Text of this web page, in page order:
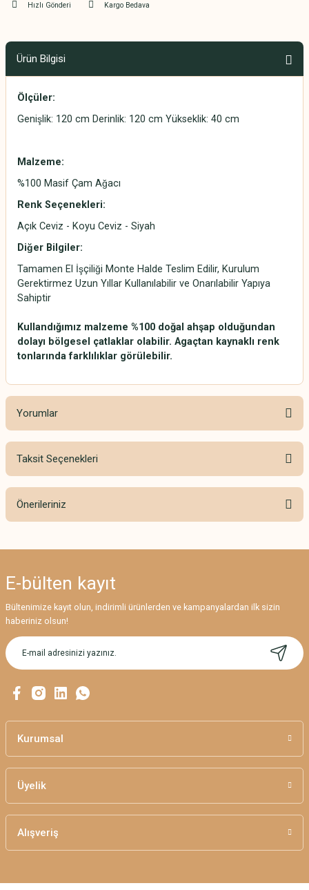
Hızlı Gönderi Kargo Bedava
Ürün Bilgisi
Ölçüler:
Genişlik: 120 cm Derinlik: 120 cm Yükseklik: 40 cm
Malzeme:
%100 Masif Çam Ağacı
Renk Seçenekleri:
Açık Ceviz - Koyu Ceviz - Siyah
Diğer Bilgiler:
Tamamen El İşçiliği Monte Halde Teslim Edilir, Kurulum
Gerektirmez Uzun Yıllar Kullanılabilir ve Onarılabilir Yapıya
Sahiptir
Kullandığımız malzeme %100 doğal ahşap olduğundan
dolayı bölgesel çatlaklar olabilir. Agaçtan kaynaklı renk
tonlarında farklılıklar görülebilir.
Yorumlar
Bu ürüne ilk yorumu siz yapın!
Taksit Seçenekleri
Önerileriniz
Görüş ve önerileriniz için teşekkür ederiz.
Ürün resmi kalitesiz, bozuk veya görüntülenemiyor.
Ürün açıklamasında eksik bilgiler bulunuyor.
Ürün bilgilerinde hatalar bulunuyor.
Bu ürüne benzer farklı alternatifler olmalı.
E-bülten kayıt
Bültenimize kayıt olun, indirimli ürünlerden ve kampanyalardan ilk sizin
haberiniz olsun!
Kurumsal
Üyelik
Alışveriş